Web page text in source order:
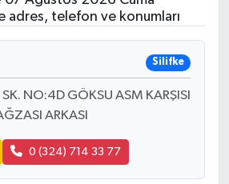
adres, telefon ve konumları
Silifke
NO:4D GÖKSU ASM KARŞISI
ARKASI
0 (324) 714 33 77